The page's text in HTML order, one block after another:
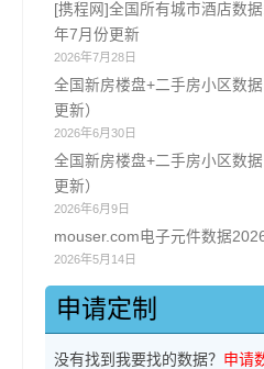
[携程网]全国所有城市酒店数
年7月份更新
2026年7月28日
全国新房楼盘+二手房小区数
更新）
2026年6月30日
全国新房楼盘+二手房小区数
更新）
2026年6月9日
mouser.com电子元件数据
2026年5月14日
申请定制
没有找到我要找的数据？ 申请